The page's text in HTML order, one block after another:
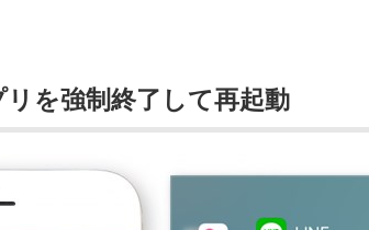
リを強制終了して再起動